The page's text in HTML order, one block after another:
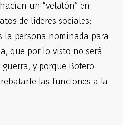
un “velatón” en
de líderes sociales;
la persona nominada para
que por lo visto no será
y porque Botero
las funciones a la